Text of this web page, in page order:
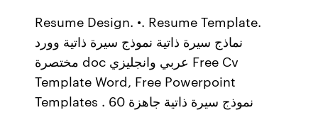
Resume Design. •. Resume Template.
نماذج سيرة ذاتية نموذج سيرة ذاتية وورد
مختصرة doc عربي وانجليزي Free Cv
Template Word, Free Powerpoint
Templates . 60 نموذج سيرة ذاتية جاهزة